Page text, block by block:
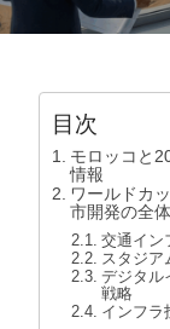
目次
モロッコと
情報
ワールドカ
市開発の全
交通イン
スタジア
デジタル
戦略
インフラ